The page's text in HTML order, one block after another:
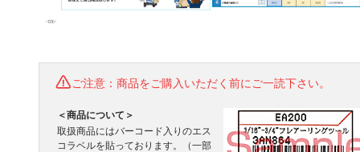
ご注意：商品をご購入いただく前にご一読下さい。
＜商品について＞
取扱商品にはバーコード入りのエス
コラベルを貼っております。（一部